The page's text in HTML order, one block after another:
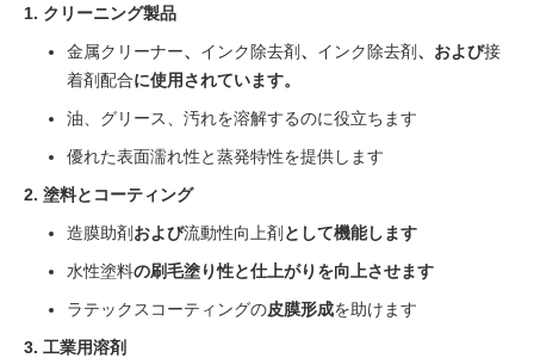
1. クリーニング製品
金属クリーナー、 インク除去剤 、 インク除去剤 、および接
着剤配合に使用されています。
油、グリース、汚れを溶解するのに役立ちます
優れた表面濡れ性と蒸発特性を提供します
2. 塗料とコーティング
造膜助剤 および流動性向上剤 として機能します
水性塗料の刷毛塗り性と仕上がりを向上させます
ラテックスコーティングの皮膜形成を助けます
3. 工業用溶剤